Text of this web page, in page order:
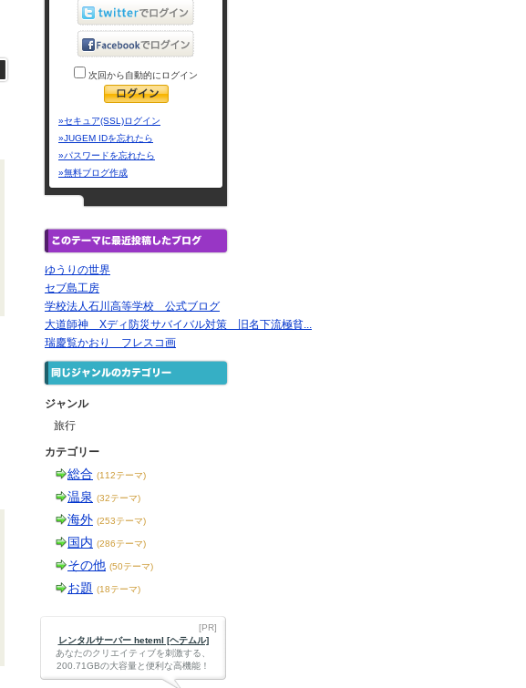
次回から自動的にログイン
»セキュア(SSL)ログイン
»JUGEM IDを忘れたら
»パスワードを忘れたら
»無料ブログ作成
ゆうりの世界
セブ島工房
学校法人石川高等学校 公式ブログ
大道師神 Xディ防災サバイバル対策 旧名下流極貧...
瑞慶覧かおり フレスコ画
ジャンル
旅行
カテゴリー
総合 (112テーマ)
温泉 (32テーマ)
海外 (253テーマ)
国内 (286テーマ)
その他 (50テーマ)
お題 (18テーマ)
[PR]
レンタルサーバー heteml [ヘテムル]
あなたのクリエイティブを刺激する、
200.71GBの大容量と便利な高機能！